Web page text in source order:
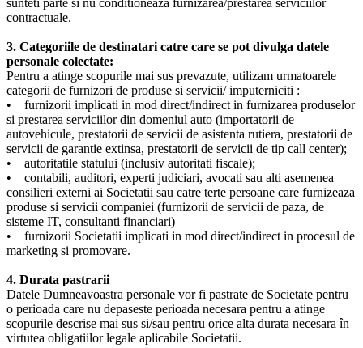
contractuale.
3. Categoriile de destinatari catre care se pot divulga datele
personale colectate:
Pentru a atinge scopurile mai sus prevazute, utilizam urmatoarele
categorii de furnizori de produse si servicii/ imputerniciti :
• furnizorii implicati in mod direct/indirect in furnizarea produselor
si prestarea serviciilor din domeniul auto (importatorii de
autovehicule, prestatorii de servicii de asistenta rutiera, prestatorii de
servicii de garantie extinsa, prestatorii de servicii de tip call center);
• autoritatile statului (inclusiv autoritati fiscale);
• contabili, auditori, experti judiciari, avocati sau alti asemenea
consilieri externi ai Societatii sau catre terte persoane care furnizeaza
produse si servicii companiei (furnizorii de servicii de paza, de
sisteme IT, consultanti financiari)
• furnizorii Societatii implicati in mod direct/indirect in procesul de
marketing si promovare.
4. Durata pastrarii
Datele Dumneavoastra personale vor fi pastrate de Societate pentru
o perioada care nu depaseste perioada necesara pentru a atinge
scopurile descrise mai sus si/sau pentru orice alta durata necesara în
virtutea obligatiilor legale aplicabile Societatii.